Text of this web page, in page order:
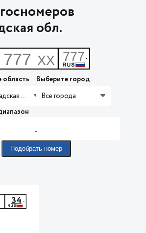
обл.
область
Волгоградская обл.
Выберите город
Все города
-
Подобрать номер
34